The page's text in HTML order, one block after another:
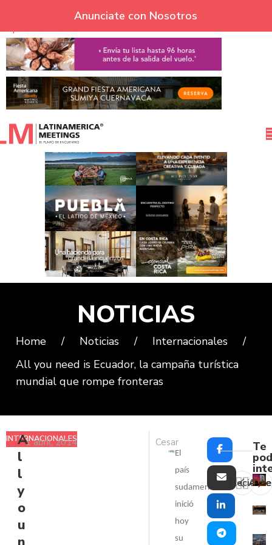
Skip to navigation
Skip to main content
Anunciate con Nosotros
NOTICIAS
Home / Noticias / Internacionales
/
All you need is Ecuador, la campaña turística
mundial que rompe fronteras
INTERNACIONALES
A
l
l
y
o
u
1 abril, 2014 Cesar
El
país
sudamericano
inició
hoy
su
Reciente
Te